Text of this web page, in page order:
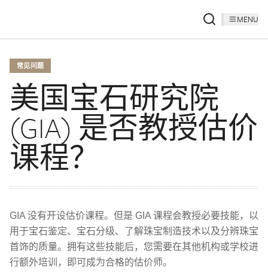
MENU
常见问题
美国宝石研究院
(GIA) 是否教授估价
课程？
GIA 没有开设估价课程。但是 GIA 课程会教授必要技能，以
用于宝石鉴定、宝石分级、了解珠宝制造技术以及分辨珠宝
首饰的质量。拥有这些技能后，您需要在其他机构或学校进
行额外培训，即可成为合格的估价师。